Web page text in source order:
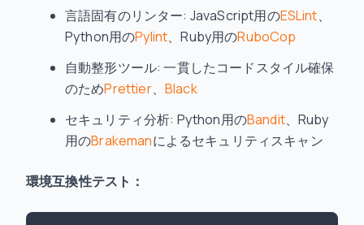
言語固有のリンター: JavaScript用のESLint、
Python用のPylint、Ruby用のRuboCop
自動整形ツール: 一貫したコードスタイル確保
のためPrettier、 Black
セキュリティ分析: Python用のBandit、Ruby
用のBrakemanによるセキュリティスキャン
環境互換性テスト：